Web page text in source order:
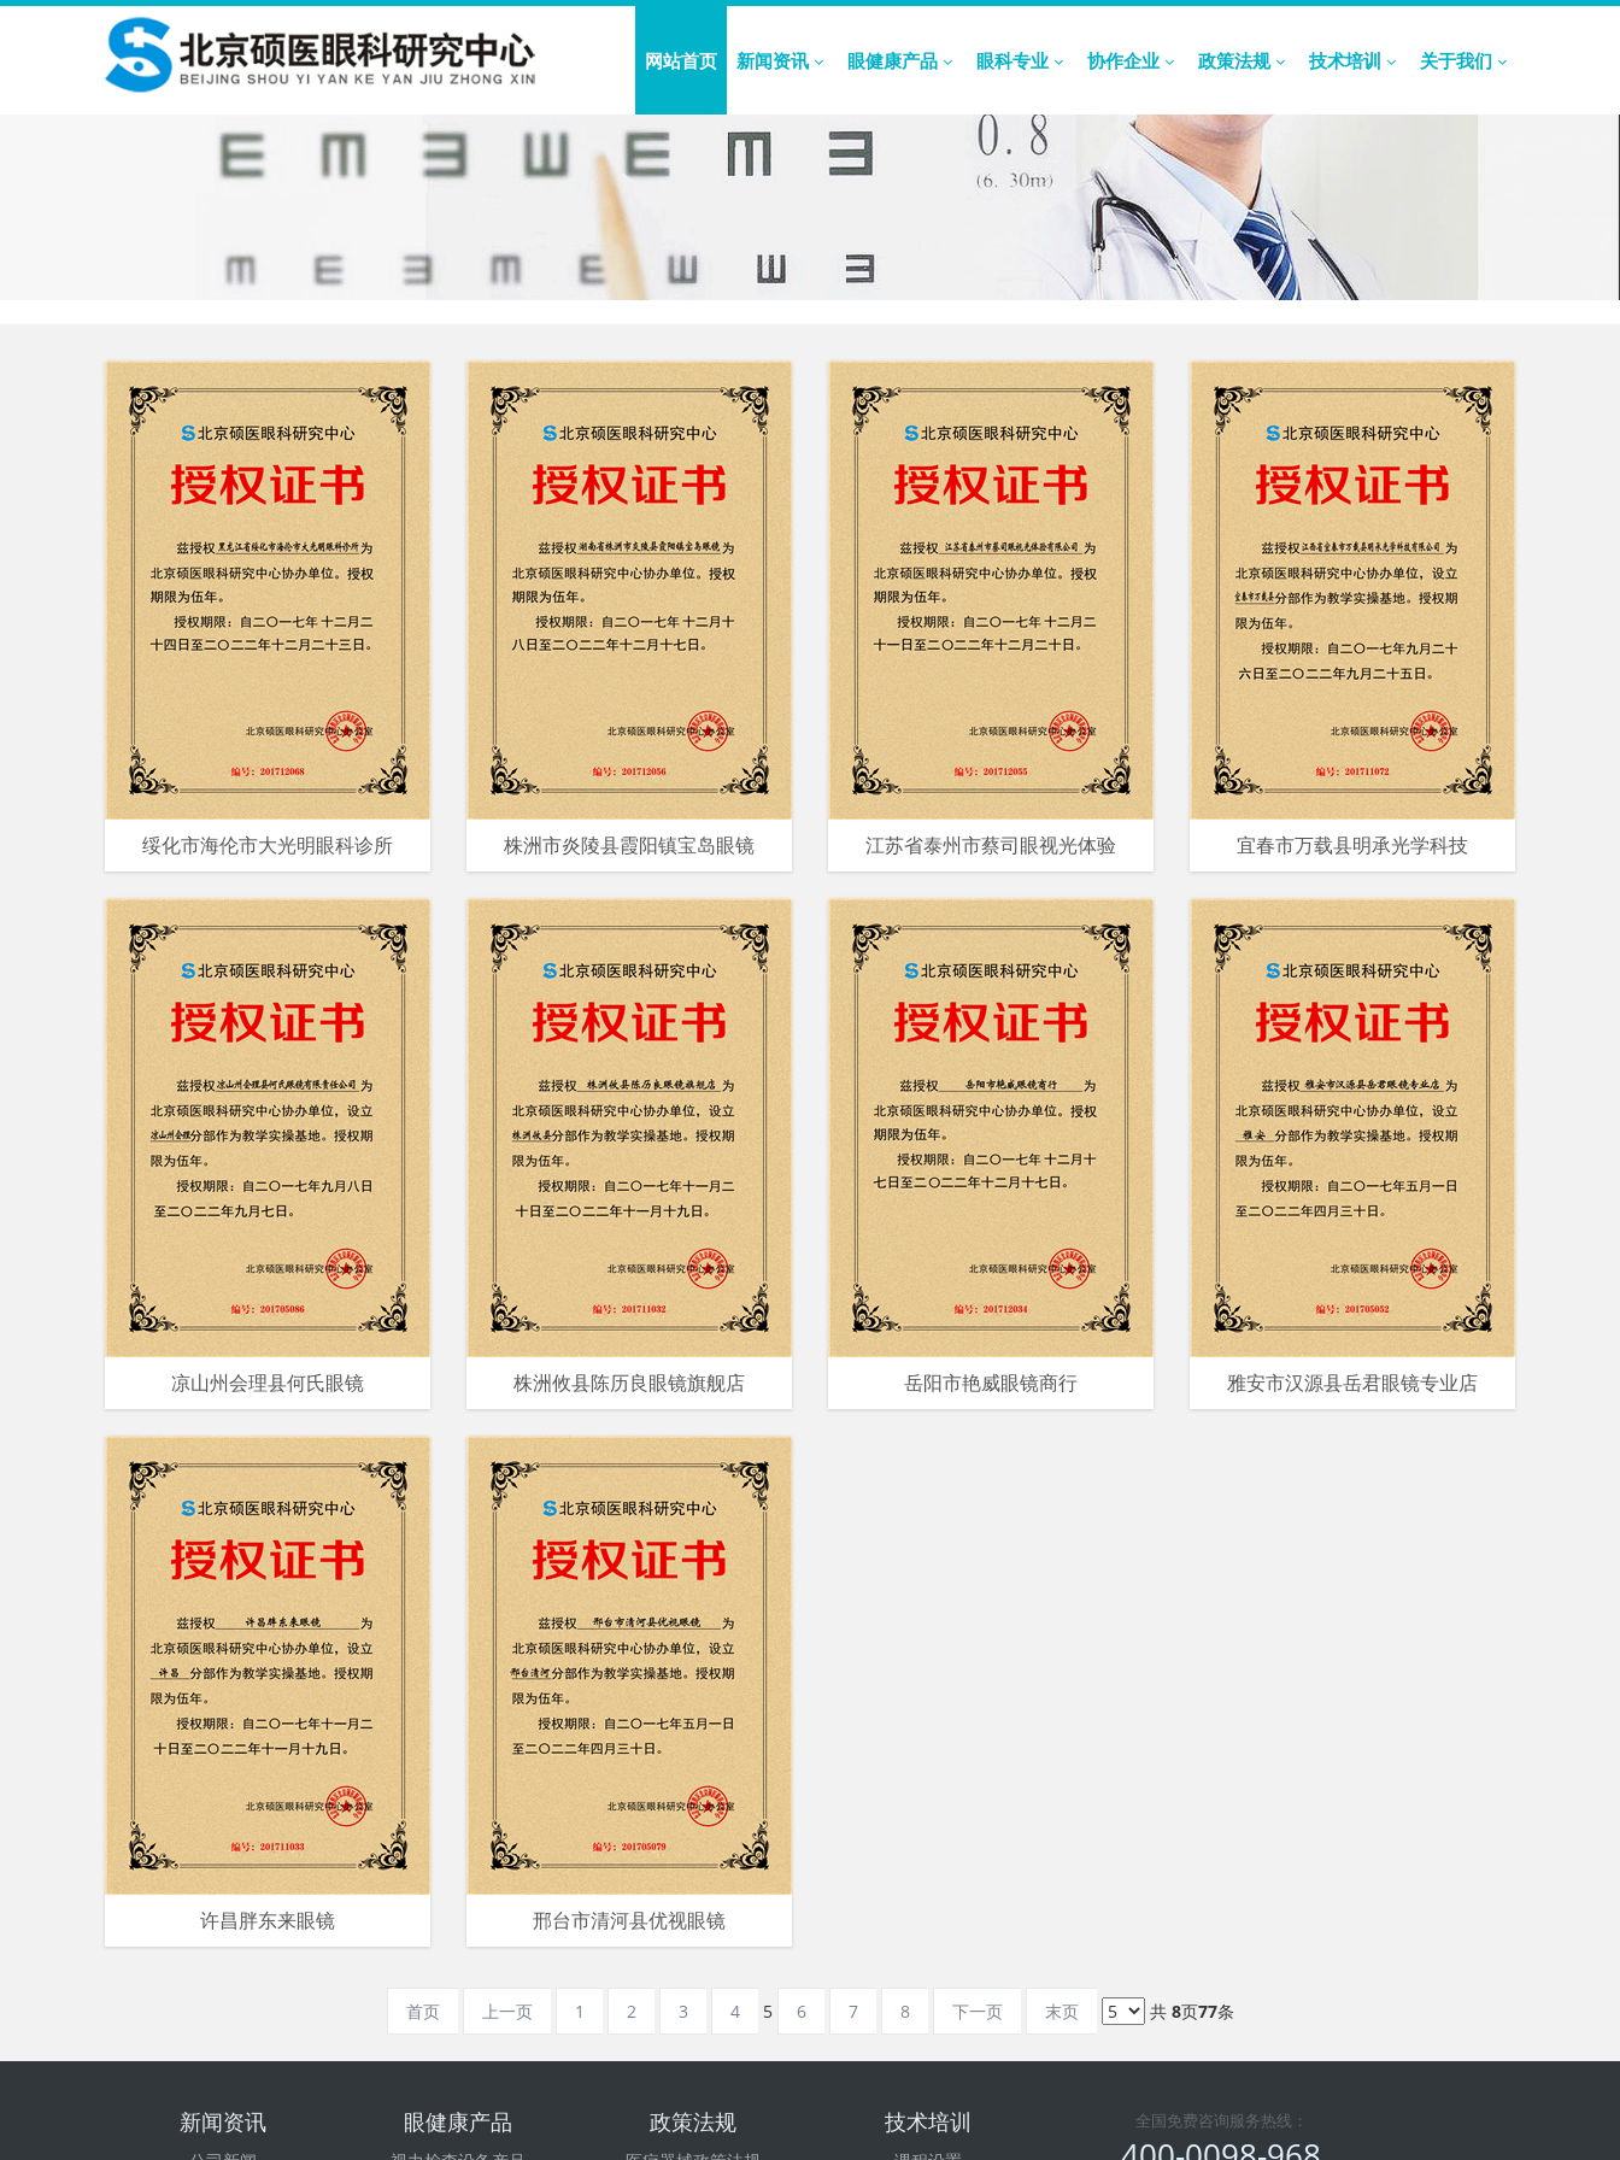
网站首页 新闻资讯 眼健康产品 眼科专业 协作企业 政策法规 技术培训 关于我们
绥化市海伦市大光明眼科诊所 株洲市炎陵县霞阳镇宝岛眼镜 江苏省泰州市蔡司眼视光体验 宜春市万载县明承光学科技
凉山州会理县何氏眼镜 株洲攸县陈历良眼镜旗舰店 岳阳市艳威眼镜商行 雅安市汉源县岳君眼镜专业店
许昌胖东来眼镜 邢台市清河县优视眼镜
首页 上一页 1 2 3 4 5 6 7 8 下一页 末页 共 8页77条
新闻资讯 眼健康产品 政策法规 技术培训 全国免费咨询服务热线：